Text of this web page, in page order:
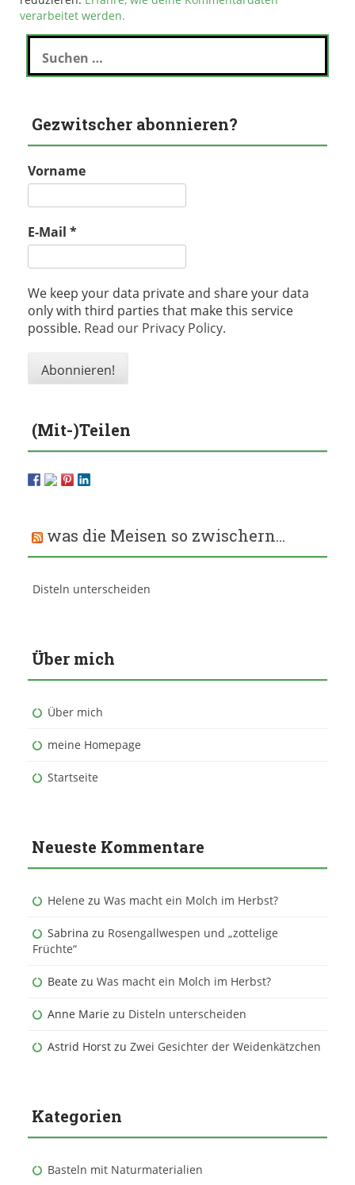
verarbeitet werden.
Suchen
nach:
Gezwitscher abonnieren?
Vorname
E-Mail *
We keep your data private and share your data
only with third parties that make this service
possible. Read our Privacy Policy.
(Mit-)Teilen
was die Meisen so zwischern…
Disteln unterscheiden
Über mich
Über mich
meine Homepage
Startseite
Neueste Kommentare
Helene zu Was macht ein Molch im Herbst?
Sabrina zu Rosengallwespen und „zottelige
Früchte“
Beate zu Was macht ein Molch im Herbst?
Anne Marie zu Disteln unterscheiden
Astrid Horst zu Zwei Gesichter der Weidenkätzchen
Kategorien
Basteln mit Naturmaterialien